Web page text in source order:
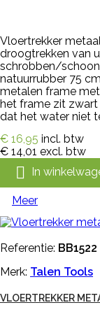
Vloertrekker
droogtrekken van
schrobben/
natuurrubber 75
metalen frame
het frame zit zwart
dat het water niet
€ 16,95 incl. btw
€ 14,01 excl. btw
 In
Meer
Referentie: BB1522
Merk: Talen Tools
VLOERTREKKER